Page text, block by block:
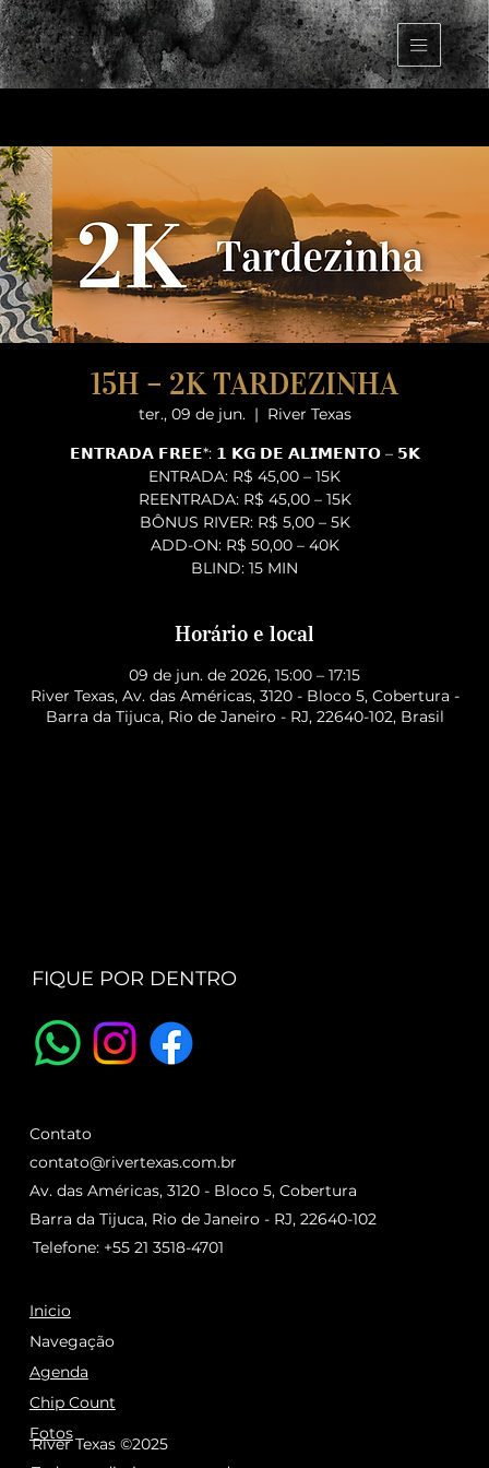
15H – 2K TARDEZINHA
ter., 09 de jun.
  |
River Texas
𝗘𝗡𝗧𝗥𝗔𝗗𝗔 𝗙𝗥𝗘𝗘*: 𝟭 𝗞𝗚 𝗗𝗘 𝗔𝗟𝗜𝗠𝗘𝗡𝗧𝗢 – 𝟱𝗞
ENTRADA: R$ 45,00 – 15K
REENTRADA: R$ 45,00 – 15K
BÔNUS RIVER: R$ 5,00 – 5K
ADD-ON: R$ 50,00 – 40K
BLIND: 15 MIN
Horário e local
09 de jun. de 2026, 15:00 – 17:15
River Texas, Av. das Américas, 3120 - Bloco 5, Cobertura -
Barra da Tijuca, Rio de Janeiro - RJ, 22640-102, Brasil
FIQUE POR DENTRO
Inicio
Agenda
Chip Count
Navegação
Fotos
River Texas ©2025
Contato
contato@rivertexas.com.br
Telefone: +55 21 3518-4701
Av. das Américas, 3120 - Bloco 5, Cobertura
Barra da Tijuca, Rio de Janeiro - RJ, 22640-102